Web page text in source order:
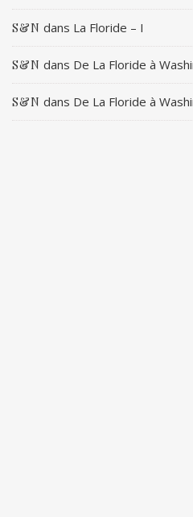
S&N dans La Floride – I
S&N dans De La Floride à
S&N dans De La Floride à